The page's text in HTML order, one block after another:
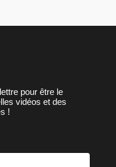
pour être le
vidéos et des
!